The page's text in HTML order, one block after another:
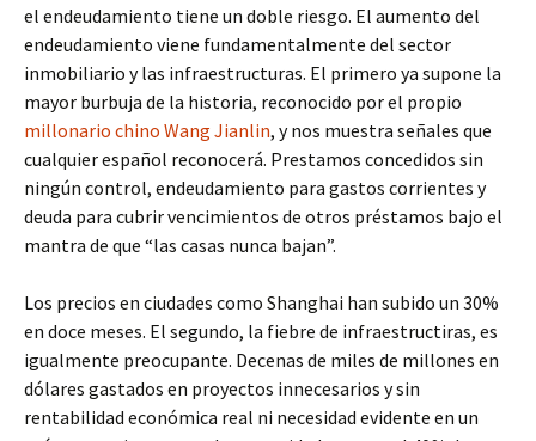
el endeudamiento tiene un doble riesgo. El aumento del
endeudamiento viene fundamentalmente del sector
inmobiliario y las infraestructuras. El primero ya supone la
mayor burbuja de la historia, reconocido por el propio
millonario chino Wang Jianlin, y nos muestra señales que
cualquier español reconocerá. Prestamos concedidos sin
ningún control, endeudamiento para gastos corrientes y
deuda para cubrir vencimientos de otros préstamos bajo el
mantra de que “las casas nunca bajan”.
Los precios en ciudades como Shanghai han subido un 30%
en doce meses. El segundo, la fiebre de infraestructiras, es
igualmente preocupante. Decenas de miles de millones en
dólares gastados en proyectos innecesarios y sin
rentabilidad económica real ni necesidad evidente en un